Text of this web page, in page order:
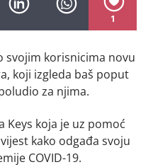
1
svojim korisnicima novu
koji izgleda baš poput
za njima.
Keys koja je uz pomoć
kako odgađa svoju
COVID-19.